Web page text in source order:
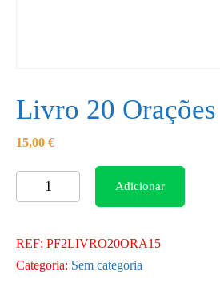
Livro 20 Orações
15,00 €
Quantidade
de
20
Orações
Adicionar
REF: PF2LIVRO20ORA15
Categoria: Sem categoria